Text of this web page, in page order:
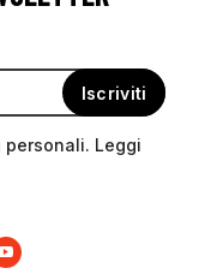
Leggi